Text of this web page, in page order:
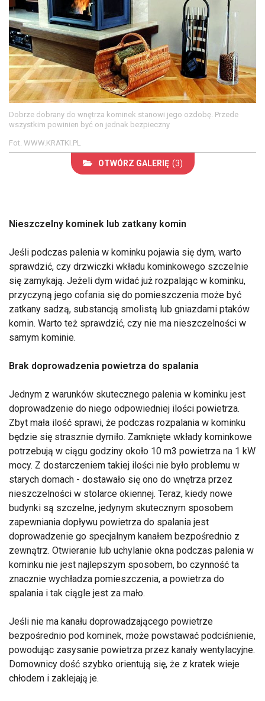
Dobrze dobrany do wnętrza kominek stanowi jego ozdobę. Przede
wszystkim powinien być on jednak bezpieczny
Fot. WWW.KRATKI.PL
OTWÓRZ GALERIĘ (3)
Nieszczelny kominek lub zatkany komin
Jeśli podczas palenia w kominku pojawia się dym, warto
sprawdzić, czy drzwiczki wkładu kominkowego szczelnie
się zamykają. Jeżeli dym widać już rozpalając w kominku,
przyczyną jego cofania się do pomieszczenia może być
zatkany sadzą, substancją smolistą lub gniazdami ptaków
komin. Warto też sprawdzić, czy nie ma nieszczelności w
samym kominie.
Brak doprowadzenia powietrza do spalania
Jednym z warunków skutecznego palenia w kominku jest
doprowadzenie do niego odpowiedniej ilości powietrza.
Zbyt mała ilość sprawi, że podczas rozpalania w kominku
będzie się strasznie dymiło. Zamknięte wkłady kominkowe
potrzebują w ciągu godziny około 10 m3 powietrza na 1 kW
mocy. Z dostarczeniem takiej ilości nie było problemu w
starych domach - dostawało się ono do wnętrza przez
nieszczelności w stolarce okiennej. Teraz, kiedy nowe
budynki są szczelne, jedynym skutecznym sposobem
zapewniania dopływu powietrza do spalania jest
doprowadzenie go specjalnym kanałem bezpośrednio z
zewnątrz. Otwieranie lub uchylanie okna podczas palenia w
kominku nie jest najlepszym sposobem, bo czynność ta
znacznie wychładza pomieszczenia, a powietrza do
spalania i tak ciągle jest za mało.
Jeśli nie ma kanału doprowadzającego powietrze
bezpośrednio pod kominek, może powstawać podciśnienie,
powodując zasysanie powietrza przez kanały wentylacyjne.
Domownicy dość szybko orientują się, że z kratek wieje
chłodem i zaklejają je.